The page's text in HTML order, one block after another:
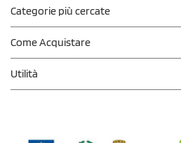
Categorie più cercate
Come Acquistare
Utilità